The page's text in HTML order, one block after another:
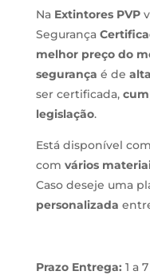
Na Extintores PVP
Segurança
melhor preço do
segurança é de
ser certificada,
legislação.
Está disponível com
com vários
Caso deseje uma
personalizada
Prazo Entrega: 1 a